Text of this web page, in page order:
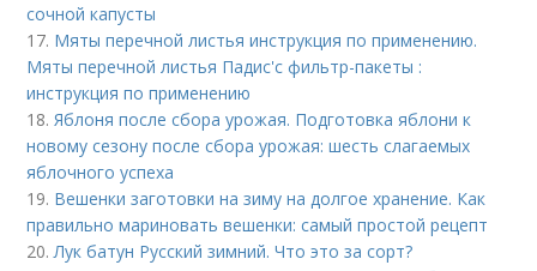
сочной капусты
17. Мяты перечной листья инструкция по применению.
Мяты перечной листья Падис'с фильтр-пакеты :
инструкция по применению
18. Яблоня после сбора урожая. Подготовка яблони к
новому сезону после сбора урожая: шесть слагаемых
яблочного успеха
19. Вешенки заготовки на зиму на долгое хранение. Как
правильно мариновать вешенки: самый простой рецепт
20. Лук батун Русский зимний. Что это за сорт?